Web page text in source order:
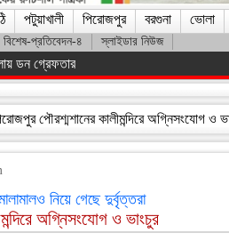
পটুয়াখালী পিরোজপুর বরগুনা ভোলা
বিশেষ-প্রতিবেদন-৪ স্লাইডার নিউজ
ডন গ্রেফতার
পৌরশ্মশানের কালীমন্দিরে অগ্নিসংযোগ ও
নিয়ে গেছে দুর্বৃত্তরা
অগ্নিসংযোগ ও ভাংচুর